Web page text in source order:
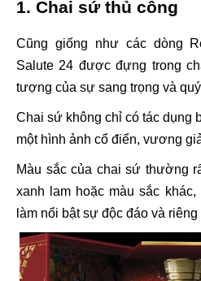
1. Chai sứ thủ công
Cũng giống như các dòng
Salute 24 được đựng trong
tượng của sự sang trọng và
Chai sứ không chỉ có tác dụng
một hình ảnh cổ điển, vương
Màu sắc của chai sứ thường
xanh lam hoặc màu sắc
làm nổi bật sự độc đáo và